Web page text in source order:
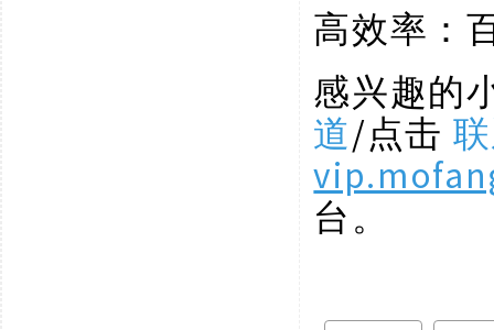
高效率：
感兴趣的
道/点击
台。